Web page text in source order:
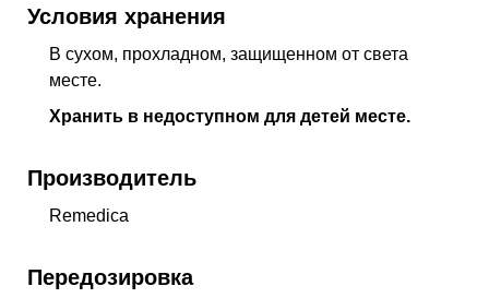
Условия хранения
В сухом, прохладном, защищенном от света
месте.
Хранить в недоступном для детей месте.
Производитель
Remedica
Передозировка